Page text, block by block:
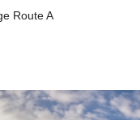
Route A